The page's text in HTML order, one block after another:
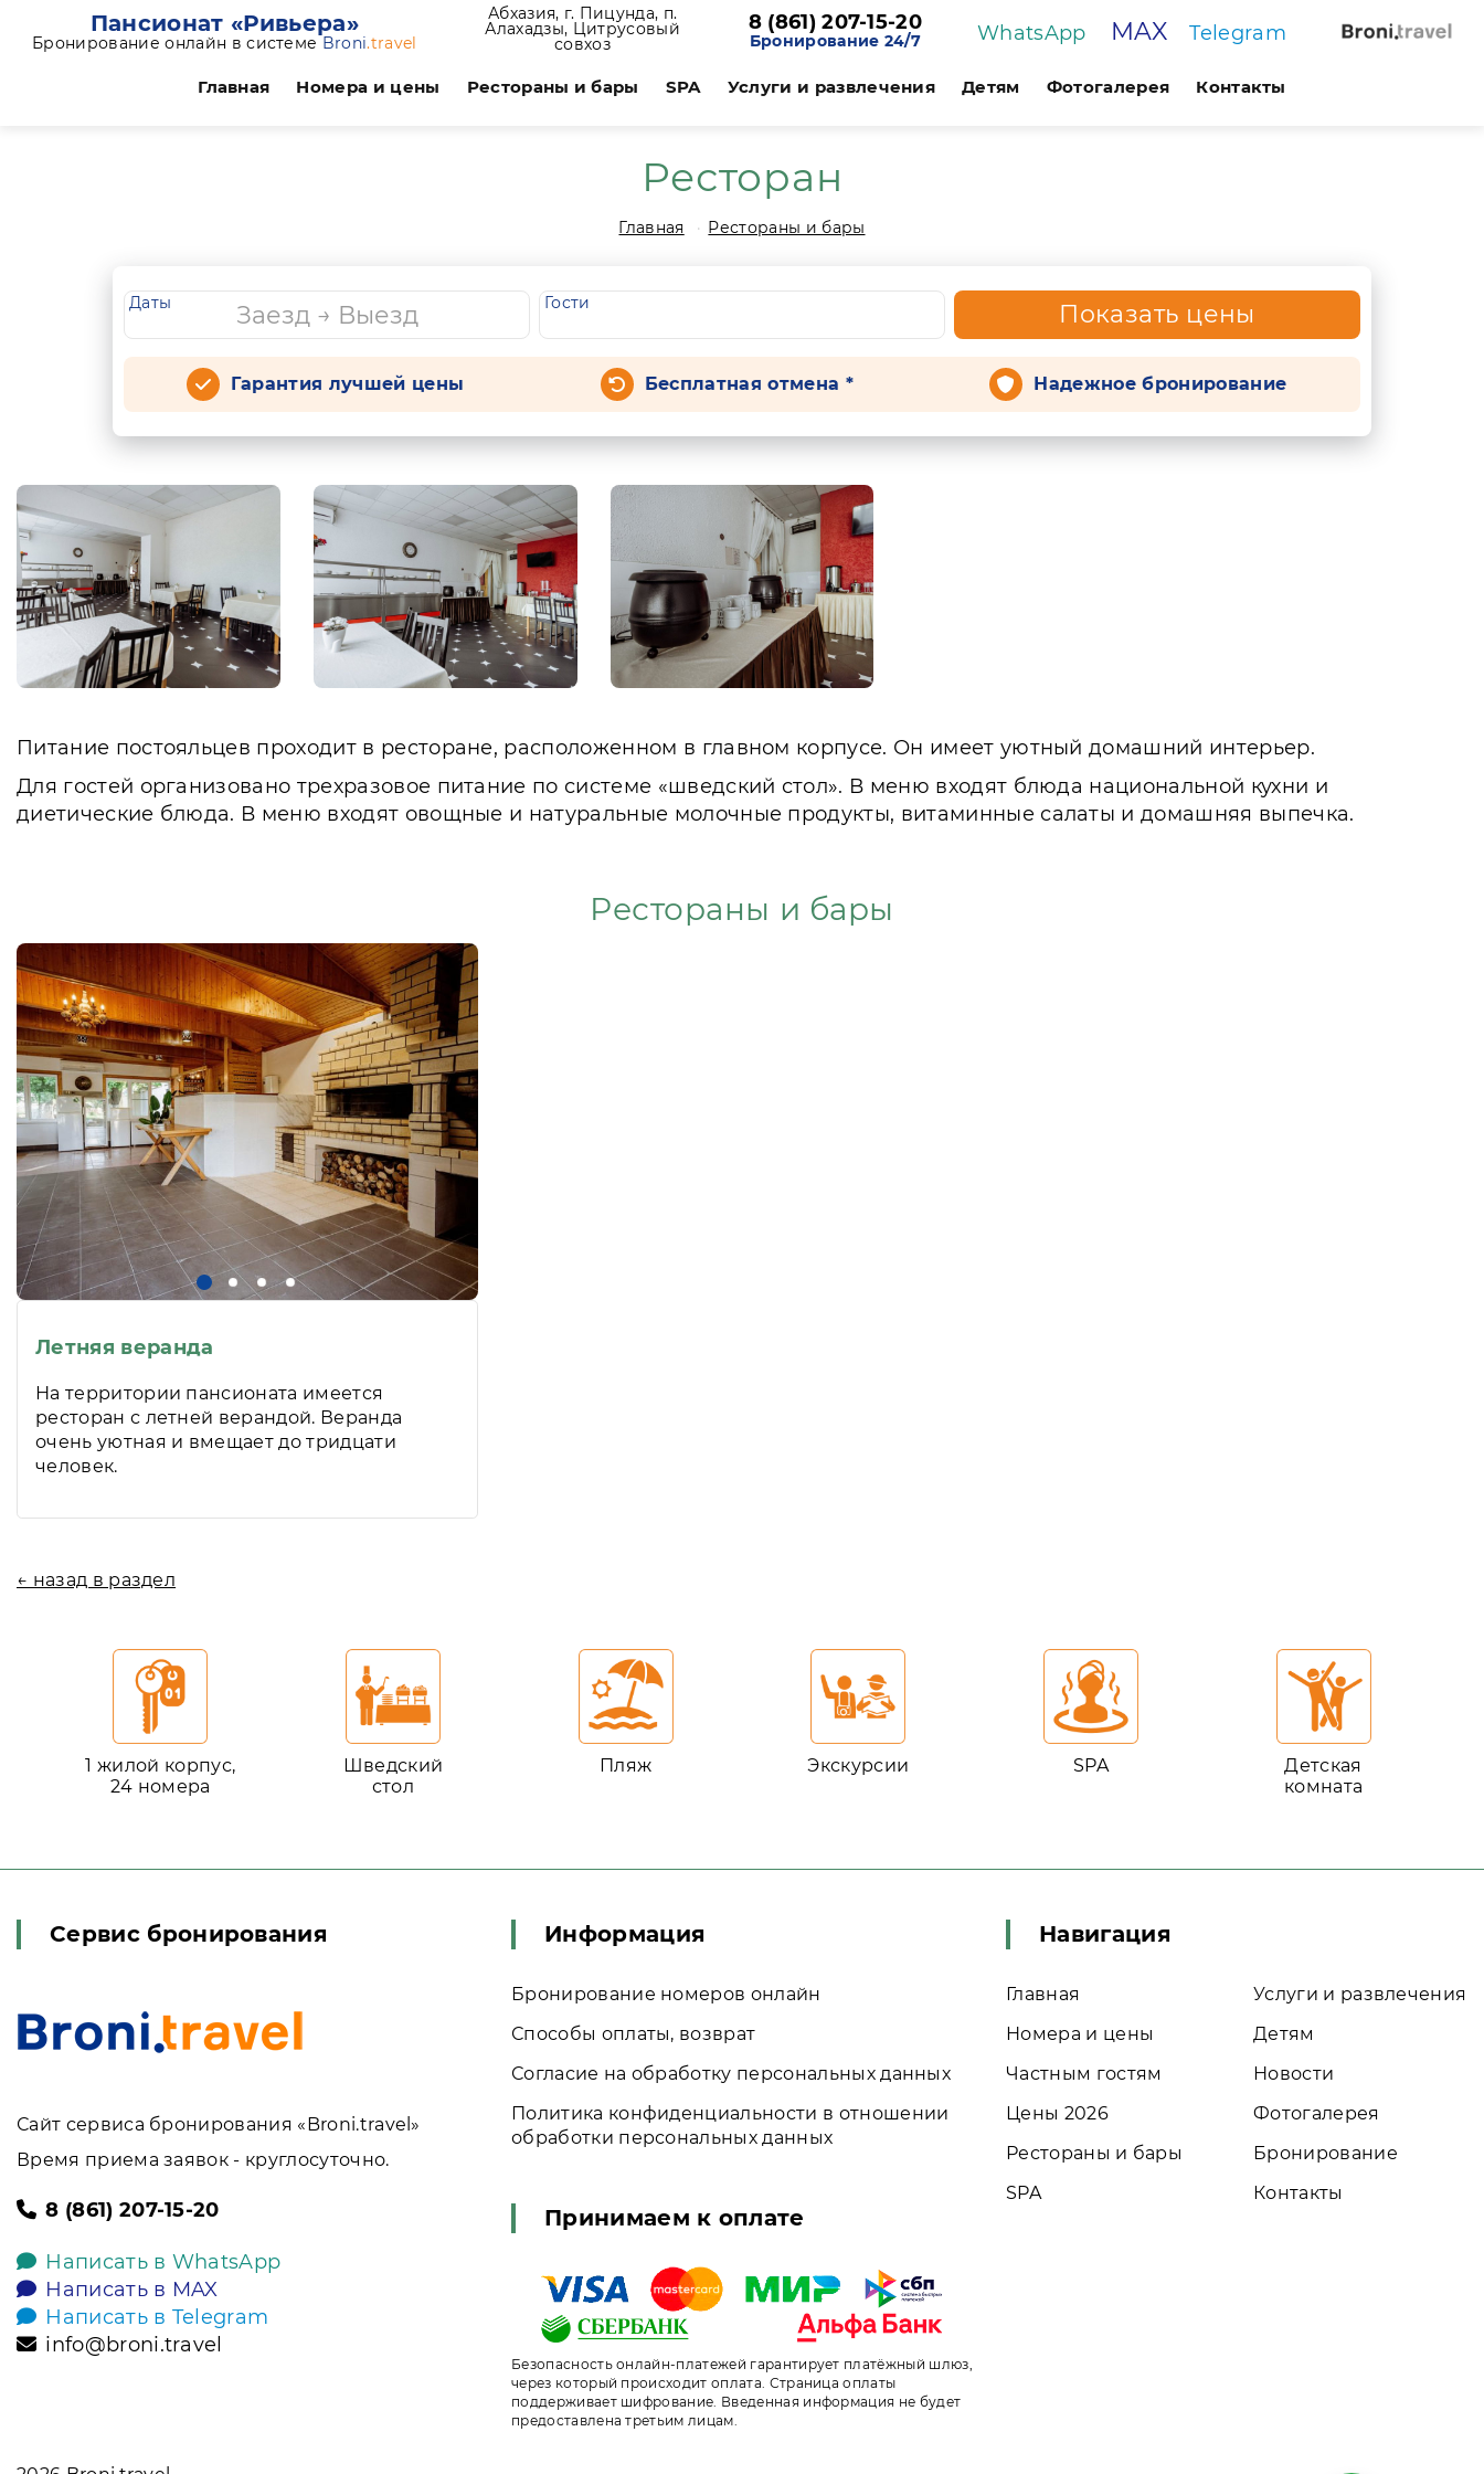
Пансионат «Ривьера»
Бронирование онлайн в системе Broni.travel
Абхазия, г. Пицунда, п.
Алахадзы, Цитрусовый
совхоз
8 (861) 207-15-20
Бронирование 24/7 WhatsApp MAX Telegram
Главная Номера и цены Рестораны и бары SPA Услуги и развлечения Детям Фотогалерея Контакты
Ресторан
Главная Рестораны и бары
Даты Гости Показать цены
Гарантия лучшей цены Бесплатная отмена * Надежное бронирование
Питание постояльцев проходит в ресторане, расположенном в главном корпусе. Он имеет уютный домашний интерьер.
Для гостей организовано трехразовое питание по системе «шведский стол». В меню входят блюда национальной кухни и
диетические блюда. В меню входят овощные и натуральные молочные продукты, витаминные салаты и домашняя выпечка.
Рестораны и бары
Летняя веранда
На территории пансионата имеется
ресторан с летней верандой. Веранда
очень уютная и вмещает до тридцати
человек.
← назад в раздел
1 жилой корпус,
24 номера
Шведский
стол
Пляж Экскурсии SPA
Детская
комната
Сервис бронирования
Сайт сервиса бронирования «Broni.travel»
Время приема заявок - круглосуточно.
8 (861) 207-15-20
Написать в WhatsApp
Написать в MAX
Написать в Telegram
info@broni.travel
Информация
Бронирование номеров онлайн
Способы оплаты, возврат
Согласие на обработку персональных данных
Политика конфиденциальности в отношении
обработки персональных данных
Принимаем к оплате
Безопасность онлайн-платежей гарантирует платёжный шлюз,
через который происходит оплата. Страница оплаты
поддерживает шифрование. Введенная информация не будет
предоставлена третьим лицам.
Навигация
Главная
Номера и цены
Частным гостям
Цены 2026
Рестораны и бары
SPA
Услуги и развлечения
Детям
Новости
Фотогалерея
Бронирование
Контакты